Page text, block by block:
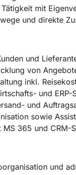
mit
und direkte
und
von
inkl.
und ERP-
und
sowie
MS 365 und CRM-
und